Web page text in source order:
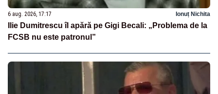
6 aug. 2026, 17:17 Ionuț Nichita
Ilie Dumitrescu îl apără pe Gigi Becali: „Problema de la
FCSB nu este patronul”